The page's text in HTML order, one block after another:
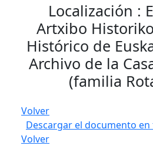
Localización :
Artxibo
Histórico de
Archivo de la
(familia
Volver
Descargar el documento
Volver